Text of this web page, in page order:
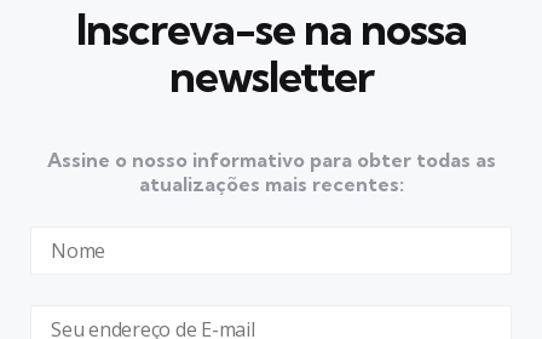
Inscreva-se na nossa
newsletter
Assine o nosso informativo para obter todas as
atualizações mais recentes: